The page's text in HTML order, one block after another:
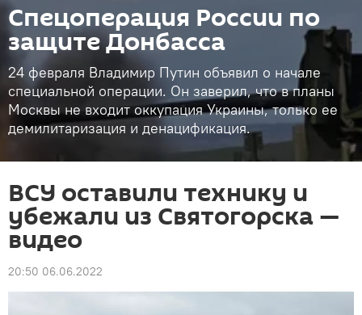
Спецоперация России по
защите Донбасса
24 февраля Владимир Путин объявил о начале
специальной операции. Он заверил, что в планы
Москвы не входит оккупация Украины, только ее
демилитаризация и денацификация.
ВСУ оставили технику и
убежали из Святогорска —
видео
20:50 06.06.2022